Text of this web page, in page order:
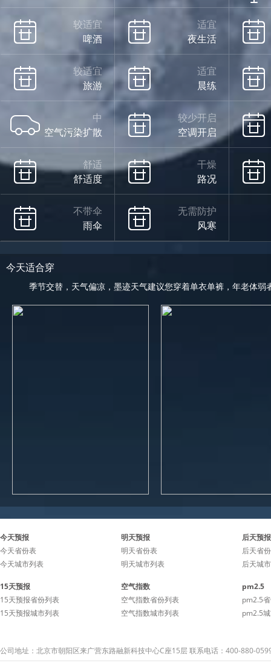
较适宜
啤酒
适宜
夜生活
较适宜
旅游
适宜
晨练
中
空气污染扩散
较少开启
空调开启
舒适
舒适度
干燥
路况
不带伞
雨伞
无需防护
风寒
今天适合穿
季节交替，天气偏凉，墨迹天气建议您穿着单衣单裤，年老体
今天预报
今天省份表
今天城市列表
明天预报
明天省份表
明天城市列表
后天预报
后天省
后天城
15天预报
15天预报省份列表
15天预报城市列表
空气指数
空气指数省份列表
空气指数城市列表
pm2.5
pm2.5
pm2.5
公司地址：北京市朝阳区来广营东路融新科技中心C座15层 联系电话：400-880-